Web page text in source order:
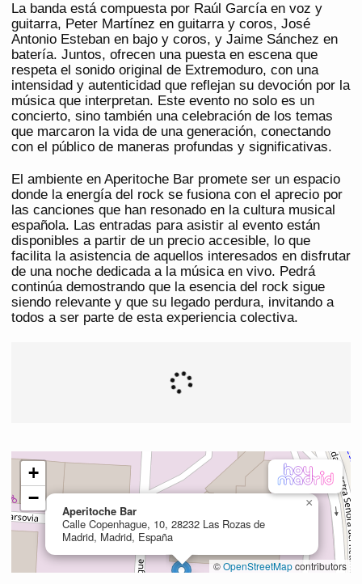
La banda está compuesta por Raúl García en voz y
guitarra, Peter Martínez en guitarra y coros, José
Antonio Esteban en bajo y coros, y Jaime Sánchez en
batería. Juntos, ofrecen una puesta en escena que
respeta el sonido original de Extremoduro, con una
intensidad y autenticidad que reflejan su devoción por la
música que interpretan. Este evento no solo es un
concierto, sino también una celebración de los temas
que marcaron la vida de una generación, conectando
con el público de maneras profundas y significativas.
El ambiente en Aperitoche Bar promete ser un espacio
donde la energía del rock se fusiona con el aprecio por
las canciones que han resonado en la cultura musical
española. Las entradas para asistir al evento están
disponibles a partir de un precio accesible, lo que
facilita la asistencia de aquellos interesados en disfrutar
de una noche dedicada a la música en vivo. Pedrá
continúa demostrando que la esencia del rock sigue
siendo relevante y que su legado perdura, invitando a
todos a ser parte de esta experiencia colectiva.